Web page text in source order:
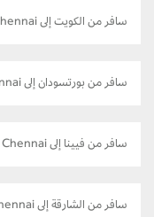
سافر من الكويت إلى Chennai
سافر من بورتسودان إلى Chennai
سافر من فيينا إلى Chennai
سافر من الشارقة إلى Chennai